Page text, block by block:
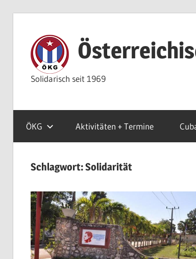
springen
Solidarisch seit 1969
ÖKG Aktivitäten + Termine
Schlagwort:Solidarität